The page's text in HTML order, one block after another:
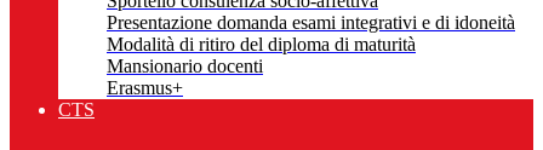
Presentazione domanda esami integrativi e di idoneità
Modalità di ritiro del diploma di maturità
Mansionario docenti
Erasmus+
CTS